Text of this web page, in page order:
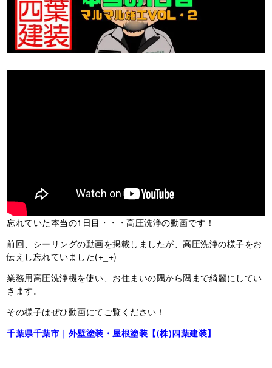
忘れていた本当の1日目・・・高圧洗浄の動画です！
前回、シーリングの動画を掲載しましたが、高圧洗浄の様子をお
伝えし忘れていました(+_+)
業務用高圧洗浄機を使い、お住まいの隅から隅まで綺麗にしてい
きます。
その様子はぜひ動画にてご覧ください！
千葉県千葉市｜外壁塗装・屋根塗装【(株)四葉建装】